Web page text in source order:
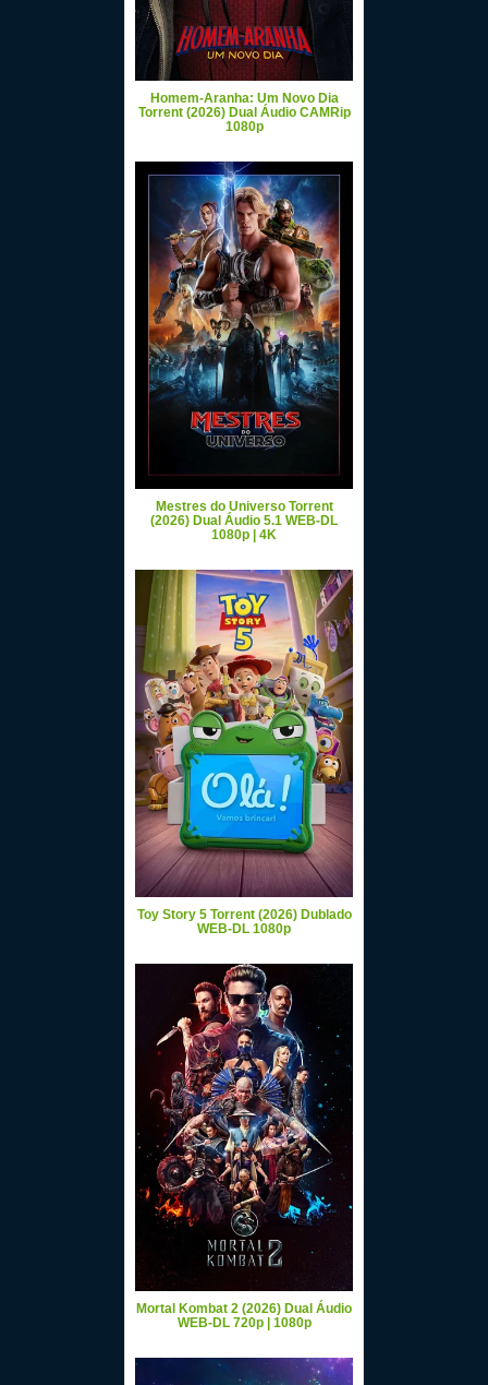
Homem-Aranha: Um Novo Dia
Torrent (2026) Dual Áudio CAMRip
1080p
Mestres do Universo Torrent
(2026) Dual Áudio 5.1 WEB-DL
1080p | 4K
Toy Story 5 Torrent (2026) Dublado
WEB-DL 1080p
Mortal Kombat 2 (2026) Dual Áudio
WEB-DL 720p | 1080p